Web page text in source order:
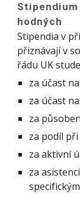
hodných
Stipendia v
přiznávají v
řádu UK
za účast
za účast
za
za podíl
za aktivní
za